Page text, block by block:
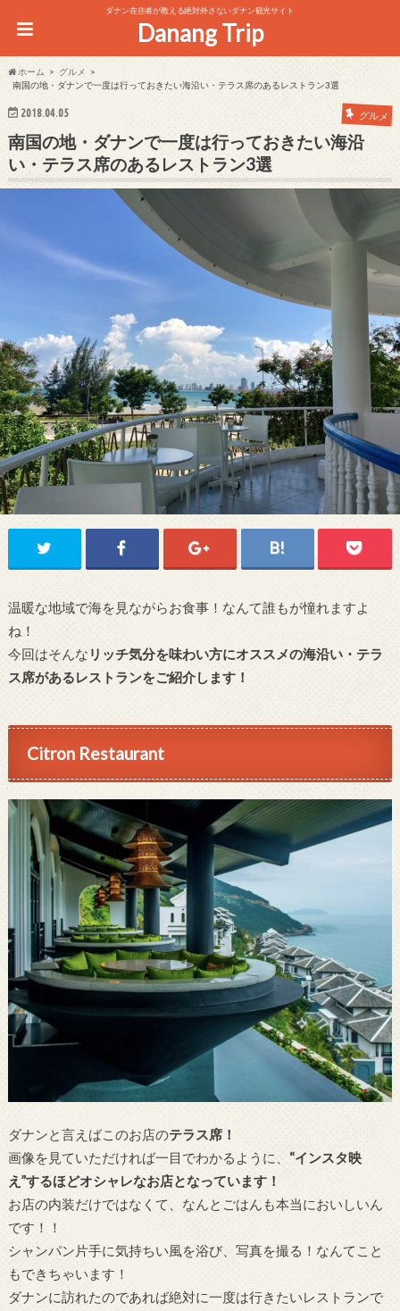
ダナン在住者が教える絶対外さないダナン観光サイト
Danang Trip
ホーム
グルメ
南国の地・ダナンで一度は行っておきたい海沿い・テラス席のあるレストラン3選
2018.04.05 グルメ
南国の地・ダナンで一度は行っておきたい海沿
い・テラス席のあるレストラン3選
温暖な地域で海を見ながらお食事！なんて誰もが憧れますよ
ね！
今回はそんな リッチ気分を味わい方にオススメの海沿い・テラ
ス席があるレストランをご紹介します！
Citron Restaurant
ダナンと言えばこのお店のテラス席！
画像を見ていただければ一目でわかるように、 “インスタ映
え”するほどオシャレなお店となっています！
お店の内装だけではなくて、なんとごはんも本当においしいん
です！！
シャンパン片手に気持ちい風を浴び、写真を撮る！なんてこと
もできちゃいます！
ダナンに訪れたのであれば絶対に一度は行きたいレストランで